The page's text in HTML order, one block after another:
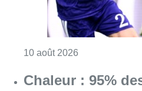
10 août 2026
Chaleur : 95%